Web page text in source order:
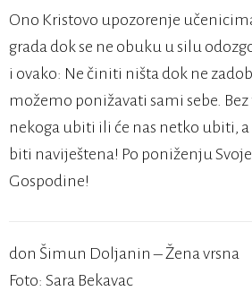
Ono Kristovo upozorenje
grada dok se ne obuku u silu
i ovako: Ne činiti ništa dok ne
možemo ponižavati sami sebe.
nekoga ubiti ili će nas netko ubiti, a
biti naviještena! Po poniženju
Gospodine!
don Šimun Doljanin – Žena vrsna
Foto: Sara Bekavac